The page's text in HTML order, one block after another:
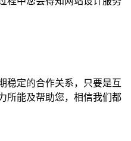
稳定的合作关系，只要是互
所能及帮助您，相信我们都